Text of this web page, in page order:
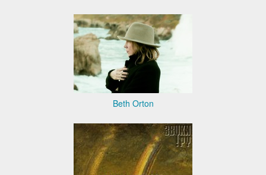
Beth Orton